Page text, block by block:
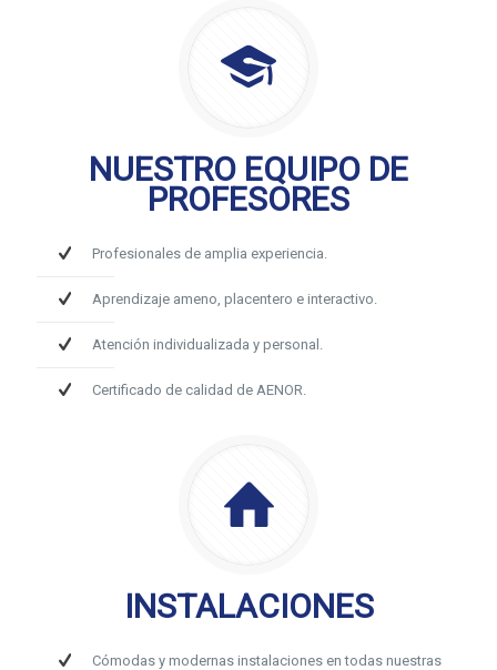
NUESTRO EQUIPO DE
PROFESORES
Profesionales de amplia experiencia.
Aprendizaje ameno, placentero e interactivo.
Atención individualizada y personal.
Certificado de calidad de AENOR.
INSTALACIONES
Cómodas y modernas instalaciones en todas nuestras